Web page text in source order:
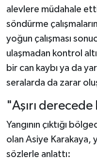
alevlere müdahale
söndürme
yoğun çalışması
ulaşmadan kontrol
bir can kaybı ya da
seralarda da zarar
"Aşırı
Yangının çıktığı
olan Asiye Karakaya,
sözlerle anlattı: